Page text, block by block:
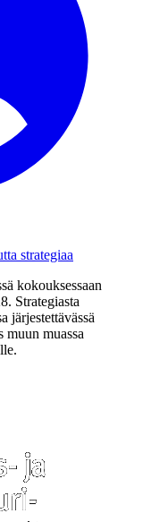
strategiaa
kokouksessaan
Strategiasta
järjestettävässä
muun muassa